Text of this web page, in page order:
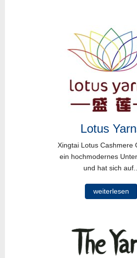
Lotus
Xingtai Lotus Cashmere
ein hochmodernes
und hat sich
weiterlesen